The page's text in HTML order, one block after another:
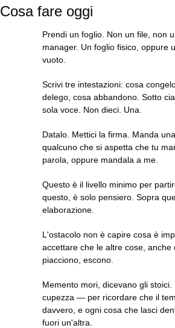
Cosa fare oggi
Prendi un foglio. Non un file, non
manager. Un foglio fisico, oppure
vuoto.
Scrivi tre intestazioni: cosa
delego, cosa abbandono. Sotto
sola voce. Non dieci. Una.
Datalo. Mettici la firma. Manda
qualcuno che si aspetta che tu
parola, oppure mandala a me.
Questo è il livello minimo per
questo, è solo pensiero. Sopra
elaborazione.
L'ostacolo non è capire cosa è
accettare che le altre cose, anche
piacciono, escono.
Memento mori, dicevano gli stoici.
cupezza — per ricordare che il
davvero, e ogni cosa che lasci
fuori un'altra.